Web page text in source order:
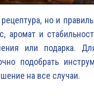
но и
аромат и
или подарка.
подобрать
на все случаи.